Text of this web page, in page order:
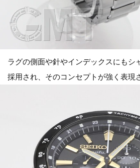
ラグの側面や針やインデックスにもシ
採用され、そのコンセプトが強く表現